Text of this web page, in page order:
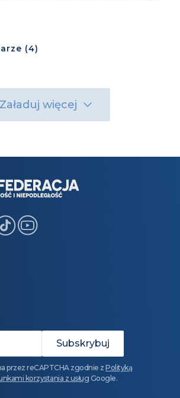
(4)
Załaduj więcej
przez reCAPTCHA zgodnie z Polityką
korzystania z usług Google.